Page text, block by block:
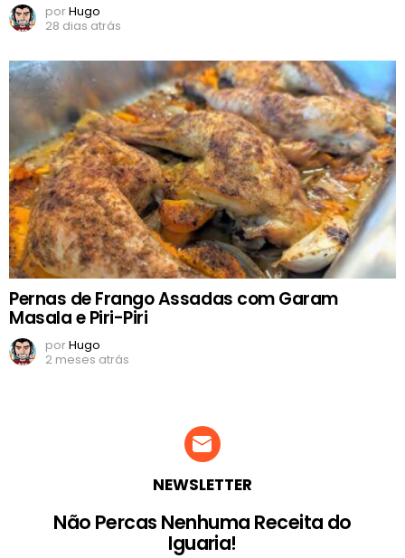
porHugo
28 dias atrás
Pernas de Frango Assadas com Garam
Masala e Piri-Piri
porHugo
2 meses atrás
NEWSLETTER
Não Percas Nenhuma Receita do
Iguaria!